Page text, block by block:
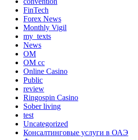
FinTech
Forex News
Monthly Vigil
my_texts
News
OM
OM cc
Online Casino
Public
review
Ringospin Casino
Sober living
test
Uncategorized
Консалтинговые услуги в ОАЭ